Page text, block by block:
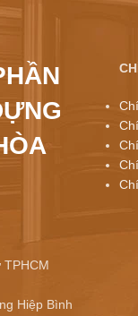
Hiệp Bình